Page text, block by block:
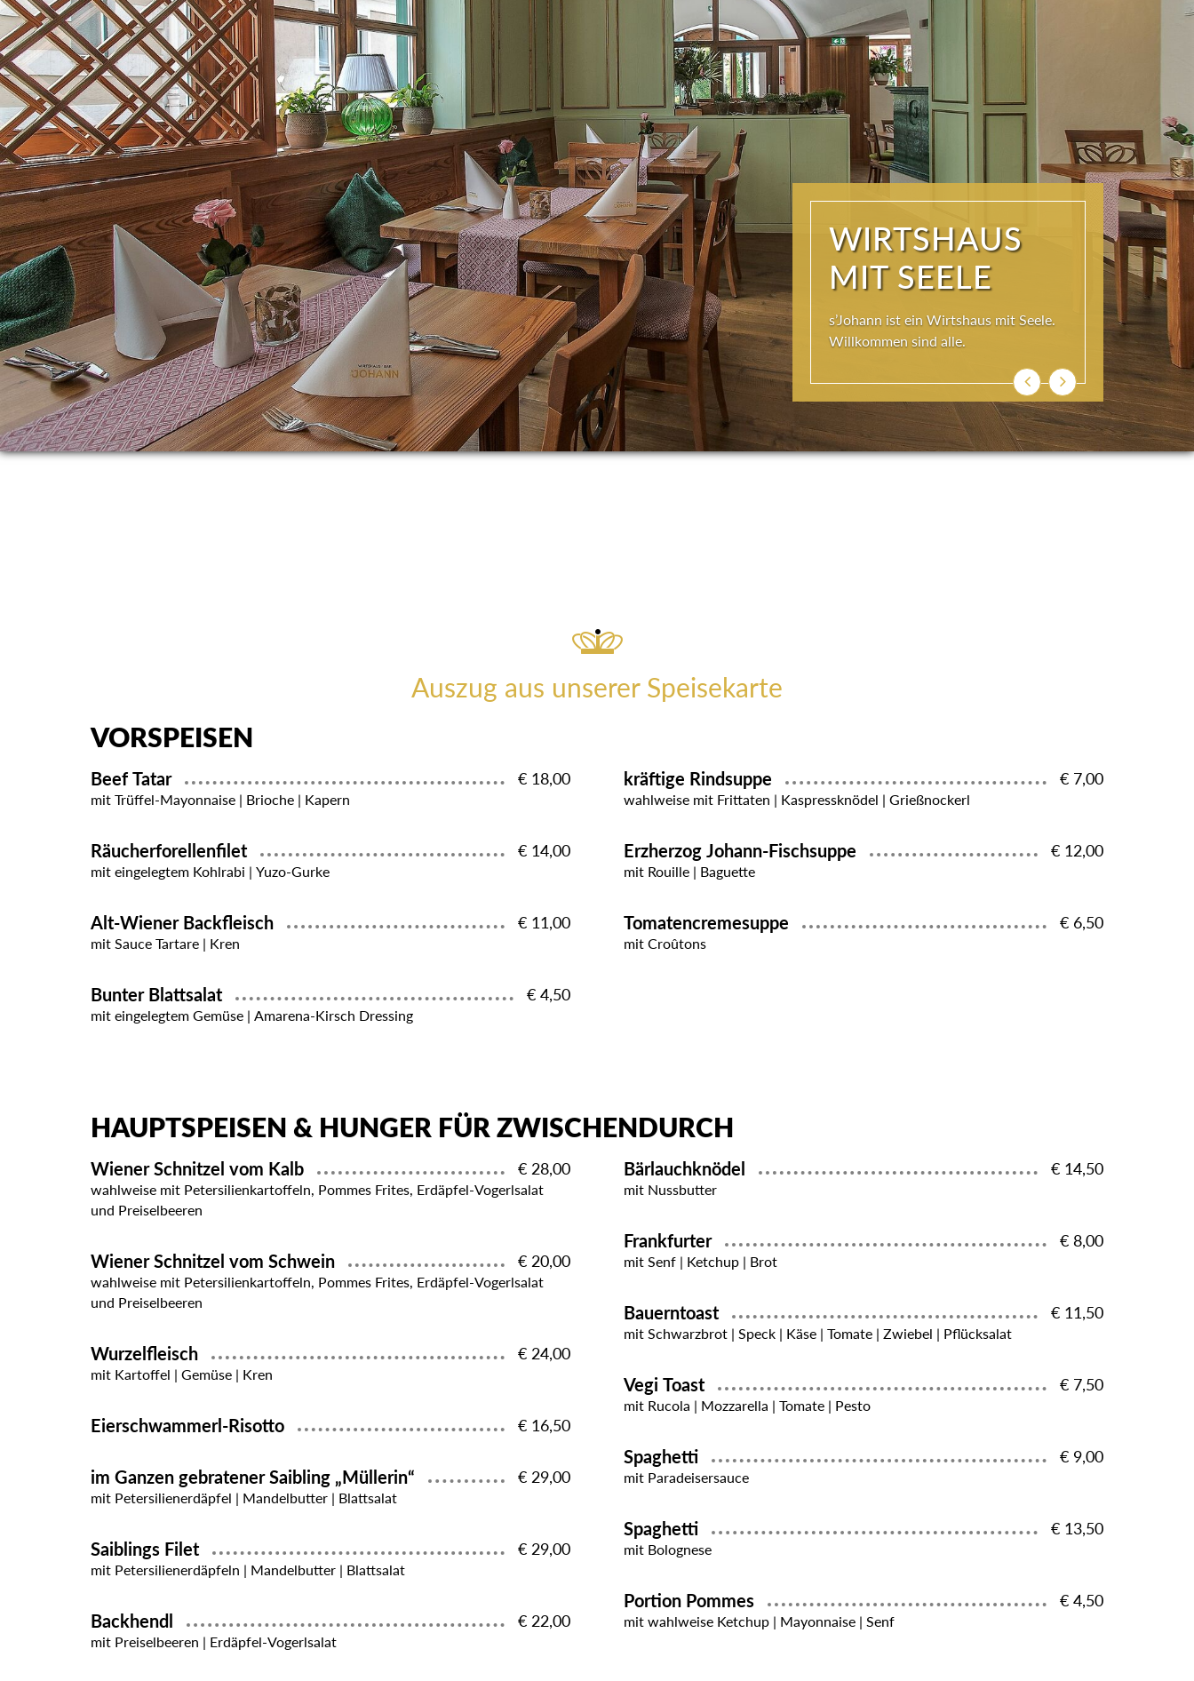
WIRTSHAUS
MIT SEELE
s’Johann ist ein Wirtshaus mit Seele.
Willkommen sind alle.
ZurückWeiter
Auszug aus unserer Speisekarte
VORSPEISEN
Beef Tatar € 18,00
mit Trüffel-Mayonnaise | Brioche | Kapern
Räucherforellenfilet € 14,00
mit eingelegtem Kohlrabi | Yuzo-Gurke
Alt-Wiener Backfleisch € 11,00
mit Sauce Tartare | Kren
Bunter Blattsalat € 4,50
mit eingelegtem Gemüse | Amarena-Kirsch Dressing
kräftige Rindsuppe € 7,00
wahlweise mit Frittaten | Kaspressknödel | Grießnockerl
Erzherzog Johann-Fischsuppe € 12,00
mit Rouille | Baguette
Tomatencremesuppe € 6,50
mit Croûtons
HAUPTSPEISEN & HUNGER FÜR ZWISCHENDURCH
Wiener Schnitzel vom Kalb € 28,00
wahlweise mit Petersilienkartoffeln, Pommes Frites, Erdäpfel-Vogerlsalat
und Preiselbeeren
Wiener Schnitzel vom Schwein € 20,00
wahlweise mit Petersilienkartoffeln, Pommes Frites, Erdäpfel-Vogerlsalat
und Preiselbeeren
Wurzelfleisch € 24,00
mit Kartoffel | Gemüse | Kren
Eierschwammerl-Risotto € 16,50
im Ganzen gebratener Saibling „Müllerin“ € 29,00
mit Petersilienerdäpfel | Mandelbutter | Blattsalat
Saiblings Filet € 29,00
mit Petersilienerdäpfeln | Mandelbutter | Blattsalat
Backhendl € 22,00
mit Preiselbeeren | Erdäpfel-Vogerlsalat
Bärlauchknödel € 14,50
mit Nussbutter
Frankfurter € 8,00
mit Senf | Ketchup | Brot
Bauerntoast € 11,50
mit Schwarzbrot | Speck | Käse | Tomate | Zwiebel | Pflücksalat
Vegi Toast € 7,50
mit Rucola | Mozzarella | Tomate | Pesto
Spaghetti € 9,00
mit Paradeisersauce
Spaghetti € 13,50
mit Bolognese
Portion Pommes € 4,50
mit wahlweise Ketchup | Mayonnaise | Senf